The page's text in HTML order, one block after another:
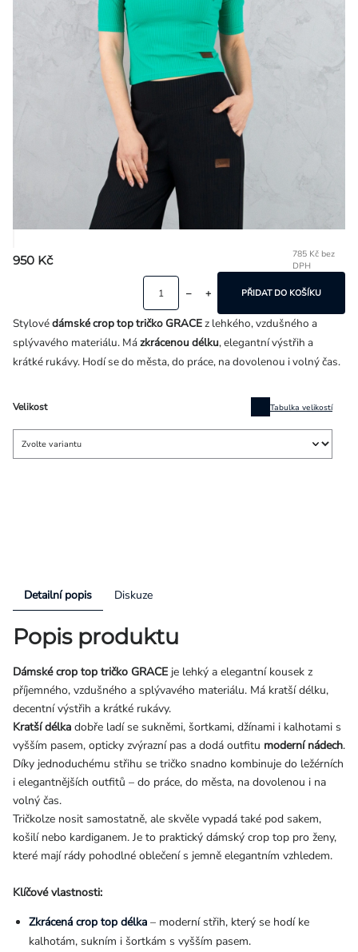
950 Kč
785 Kč bez
DPH
Velikost Tabulka velikostí
PŘIDAT DO KOŠÍKU
Stylovédámské crop top tričko GRACEz lehkého, vzdušného a
splývavého materiálu. Mázkrácenou délku, elegantní výstřih a
krátké rukávy. Hodí se do města, do práce, na dovolenou i volný čas.
Detailní popis Diskuze
Popis produktu
Dámské crop top tričko GRACE je lehký a elegantní kousek z
příjemného, vzdušného a splývavého materiálu. Má kratší délku,
decentní výstřih a krátké rukávy.
Kratší délka dobře ladí se sukněmi, šortkami, džínami i kalhotami s
vyšším pasem, opticky zvýrazní pas a dodá outfitu moderní nádech.
Díky jednoduchému střihu se tričko snadno kombinuje do ležérních
i elegantnějších outfitů – do práce, do města, na dovolenou i na
volný čas.
Tričkolze nosit samostatně, ale skvěle vypadá také pod sakem,
košilí nebo kardiganem. Je to praktický dámský crop top pro ženy,
které mají rády pohodlné oblečení s jemně elegantním vzhledem.
Klíčové vlastnosti:
Zkrácená crop top délka – moderní střih, který se hodí ke
kalhotám, sukním i šortkám s vyšším pasem.